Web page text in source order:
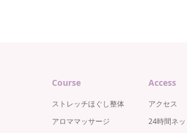
Course
ストレッチほぐし整体
アロママッサージ
Access
アクセス
24時間ネ